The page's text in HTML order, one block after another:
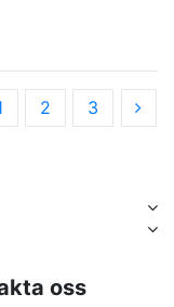
2 3
oss